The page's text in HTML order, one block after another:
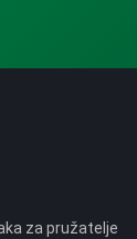
za pružatelje